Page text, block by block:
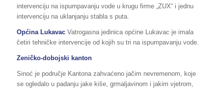
intervenciju na ispumpavanju vode u krugu firme „ZUX“ i jednu
intervenciju na uklanjanju stabla s puta.
Općina LukavacVatrogasna jedinica općine Lukavac je imala
četiri tehničke intervencije od kojih su tri na ispumpavanju vode.
Zeničko-dobojski kanton
Sinoć je područje Kantona zahvaćeno jačim nevremenom, koje
se ogledalo u padanju jake kiše, grmaljavinom i jakim vjetrom,